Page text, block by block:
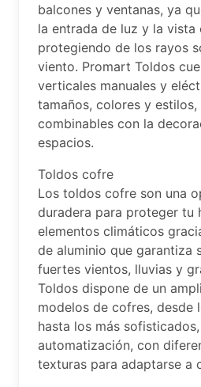
balcones y ventanas, ya
la entrada de luz y la vista
protegiendo de los rayos
viento. Promart Toldos
verticales manuales y
tamaños, colores y
combinables con la
espacios.
Toldos cofre
Los toldos cofre son una
duradera para proteger tu
elementos climáticos
de aluminio que garantiza
fuertes vientos, lluvias y
Toldos dispone de un
modelos de cofres, desde
hasta los más
automatización, con
texturas para adaptarse a